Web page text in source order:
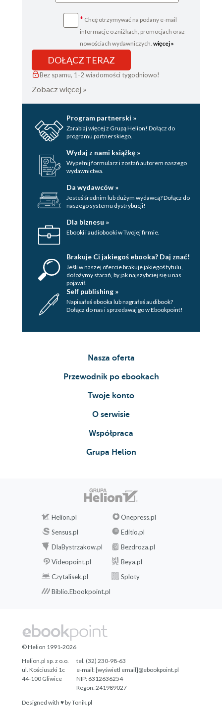
* Chcę otrzymywać na podany e-mail
informacje o zniżkach, promocjach oraz
nowościach wydawniczych. więcej »
DOŁĄCZ TERAZ
Bez spamu, 1-2 wiadomości tygodniowo!
Zobacz więcej »
Program partnerski »
Zarabiaj więcej z Grupą Helion! Dołącz do
programu partnerskiego.
Wydaj z nami książkę »
Wypełnij formularz i zostań autorem naszego
wydawnictwa.
Da wydawców »
Jesteś średnim lub dużym wydawcą? Dołącz do
naszego systemu dystrybucji!
Dla biznesu »
Ebooki i audiobooki w Twojej firmie.
Brakuje Ci jakiegoś ebooka? Daj znać!
Jeśli w naszej ofercie brakuje jakiegoś tytulu,
dołożymy starań, by jak najszybciej się u nas
pojawił.
Self publishing »
Napisałeś ebooka lub nagrałeś audibook?
Dołącz do nas i sprzedawaj go w Ebookpoint!
Nasza oferta
Przewodnik po ebookach
Twoje konto
O serwisie
Współpraca
Grupa Helion
Helion.pl
Onepress.pl
Sensus.pl
Editio.pl
DlaBystrzakow.pl
Bezdroza.pl
Videopoint.pl
Beya.pl
Czytalisek.pl
Sploty
Biblio.Ebookpoint.pl
Designed with ♥ byTonik.pl
© Helion 1991-2026
Helion.pl sp. z o.o.
ul. Kościuszki 1c
44-100 Gliwice
tel. (32) 230-98-63
e-mail:[wyświetl email]@ebookpoint.pl
NIP: 6312636254
Regon: 241989027